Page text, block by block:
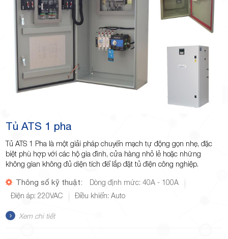
TP.Thủ
Đức,
TP.HCM
Tủ ATS 1 pha
Tủ ATS 1 Pha là một giải pháp chuyển mạch tự động gọn nhẹ, đặc
biệt phù hợp với các hộ gia đình, cửa hàng nhỏ lẻ hoặc những
không gian không đủ diện tích để lắp đặt tủ điện công nghiệp.
Thông số kỹ thuật:
Dòng định mức: 40A - 100A
Điện áp: 220VAC
Điều khiển: Auto
Xem chi tiết